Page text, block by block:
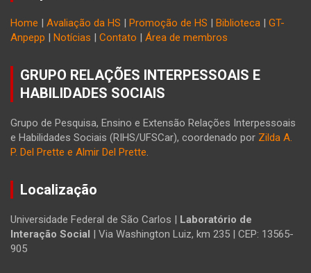
Home Avaliação da HS Promoção de HS Biblioteca
GT-
Anpepp
Notícias Contato Área de membros
GRUPO RELAÇÕES INTERPESSOAIS E
HABILIDADES SOCIAIS
Grupo de Pesquisa, Ensino e Extensão Relações Interpessoais
e Habilidades Sociais (RIHS/UFSCar), coordenado por Zilda A.
P. Del Prette e Almir Del Prette.
Localização
Universidade Federal de São Carlos |
Laboratório de
Interação Social
| Via Washington Luiz, km 235 | CEP: 13565-
905